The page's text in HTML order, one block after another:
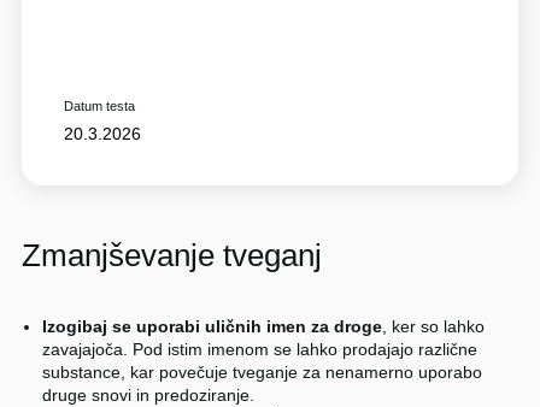
Datum testa
20.3.2026
Zmanjševanje tveganj
Izogibaj se uporabi uličnih imen za droge , ker so lahko
zavajajoča. Pod istim imenom se lahko prodajajo različne
substance, kar povečuje tveganje za nenamerno uporabo
druge snovi in predoziranje.